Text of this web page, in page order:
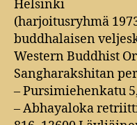
Helsinki
(harjoitusryhmä
buddhalaisen
Western Buddhist
Sangharakshitan
– Pursimiehenkatu
– Abhayaloka